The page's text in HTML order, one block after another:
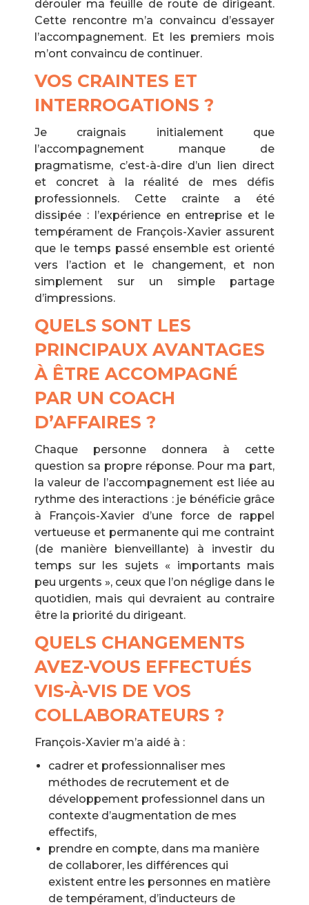
dérouler ma feuille de route de dirigeant.
Cette rencontre m’a convaincu d’essayer
l’accompagnement. Et les premiers mois
m’ont convaincu de continuer.
VOS CRAINTES ET
INTERROGATIONS ?
Je craignais initialement que
l’accompagnement manque de
pragmatisme, c’est-à-dire d’un lien direct
et concret à la réalité de mes défis
professionnels. Cette crainte a été
dissipée : l’expérience en entreprise et le
tempérament de François-Xavier assurent
que le temps passé ensemble est orienté
vers l’action et le changement, et non
simplement sur un simple partage
d’impressions.
QUELS SONT LES
PRINCIPAUX AVANTAGES
À ÊTRE ACCOMPAGNÉ
PAR UN COACH
D’AFFAIRES ?
Chaque personne donnera à cette
question sa propre réponse. Pour ma part,
la valeur de l’accompagnement est liée au
rythme des interactions : je bénéficie grâce
à François-Xavier d’une force de rappel
vertueuse et permanente qui me contraint
(de manière bienveillante) à investir du
temps sur les sujets « importants mais
peu urgents », ceux que l’on néglige dans le
quotidien, mais qui devraient au contraire
être la priorité du dirigeant.
QUELS CHANGEMENTS
AVEZ-VOUS EFFECTUÉS
VIS-À-VIS DE VOS
COLLABORATEURS ?
François-Xavier m’a aidé à :
cadrer et professionnaliser mes
méthodes de recrutement et de
développement professionnel dans un
contexte d’augmentation de mes
effectifs,
prendre en compte, dans ma manière
de collaborer, les différences qui
existent entre les personnes en matière
de tempérament, d’inducteurs de